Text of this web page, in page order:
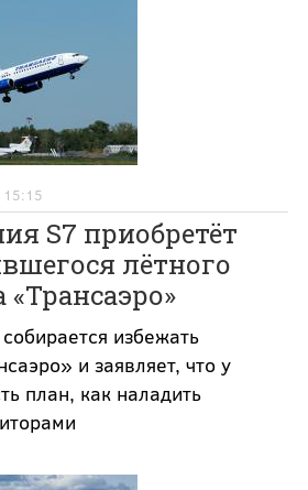
15:15
S7 приобретёт
лётного
избежать
и заявляет, что у
план, как наладить